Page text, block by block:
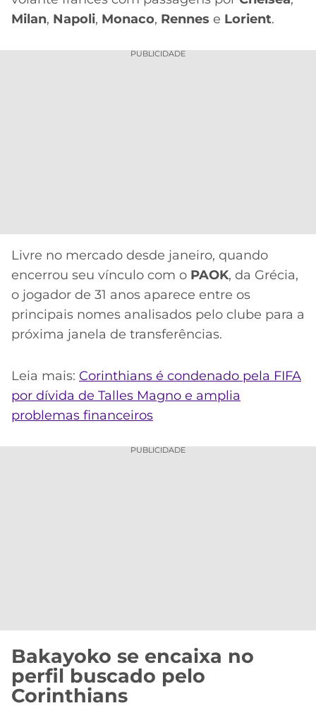
ONLINE
LALIGA
Milan, Napoli, Monaco, Rennes e Lorient.
PUBLICIDADE
Livre no mercado desde janeiro, quando
encerrou seu vínculo com o PAOK, da Grécia,
o jogador de 31 anos aparece entre os
principais nomes analisados pelo clube para a
próxima janela de transferências.
Leia mais: Corinthians é condenado pela FIFA
por dívida de Talles Magno e amplia
problemas financeiros
PUBLICIDADE
Bakayoko se encaixa no
perfil buscado pelo
Corinthians